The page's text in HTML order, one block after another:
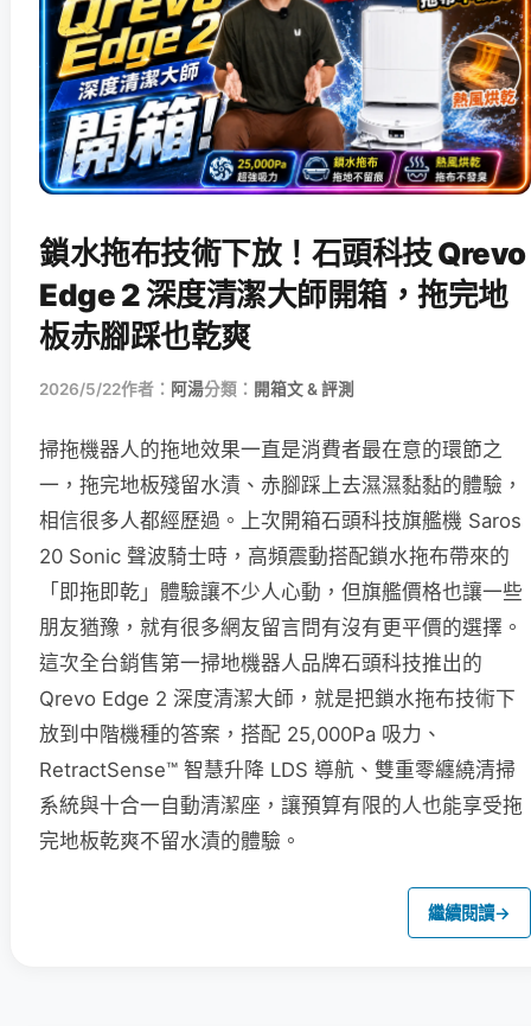
鎖水拖布技術下放！石頭科技 Qrevo
Edge 2 深度清潔大師開箱，拖完地
板赤腳踩也乾爽
2026/5/22作者： 阿湯分類： 開箱文 & 評測
掃拖機器人的拖地效果一直是消費者最在意的環節之
一，拖完地板殘留水漬、赤腳踩上去濕濕黏黏的體驗，
相信很多人都經歷過。上次開箱石頭科技旗艦機 Saros
20 Sonic 聲波騎士時，高頻震動搭配鎖水拖布帶來的
「即拖即乾」體驗讓不少人心動，但旗艦價格也讓一些
朋友猶豫，就有很多網友留言問有沒有更平價的選擇。
這次全台銷售第一掃地機器人品牌石頭科技推出的
Qrevo Edge 2 深度清潔大師，就是把鎖水拖布技術下
放到中階機種的答案，搭配 25,000Pa 吸力、
RetractSense™ 智慧升降 LDS 導航、雙重零纏繞清掃
系統與十合一自動清潔座，讓預算有限的人也能享受拖
完地板乾爽不留水漬的體驗。
繼續閱讀→